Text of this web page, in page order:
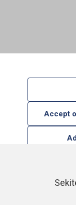
Accept